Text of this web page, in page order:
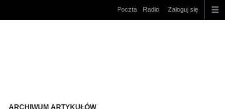
Poczta Radio Zaloguj się
ARCHIWUM ARTYKUŁÓW